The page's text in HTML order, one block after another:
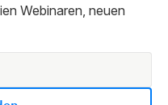
Webinaren, neuen